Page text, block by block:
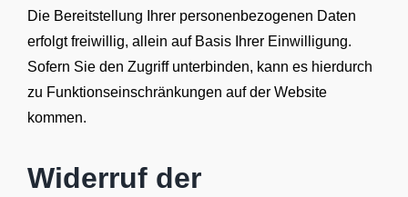
Die Bereitstellung Ihrer personenbezogenen Daten
erfolgt freiwillig, allein auf Basis Ihrer Einwilligung.
Sofern Sie den Zugriff unterbinden, kann es hierdurch
zu Funktionseinschränkungen auf der Website
kommen.
Widerruf der